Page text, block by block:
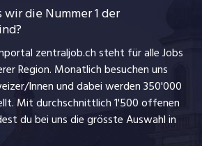
wir die Nummer 1 der
zentraljob.ch steht für alle Jobs
Region. Monatlich besuchen uns
Innen und dabei werden 350'000
Mit durchschnittlich 1'500 offenen
du bei uns die grösste Auswahl in